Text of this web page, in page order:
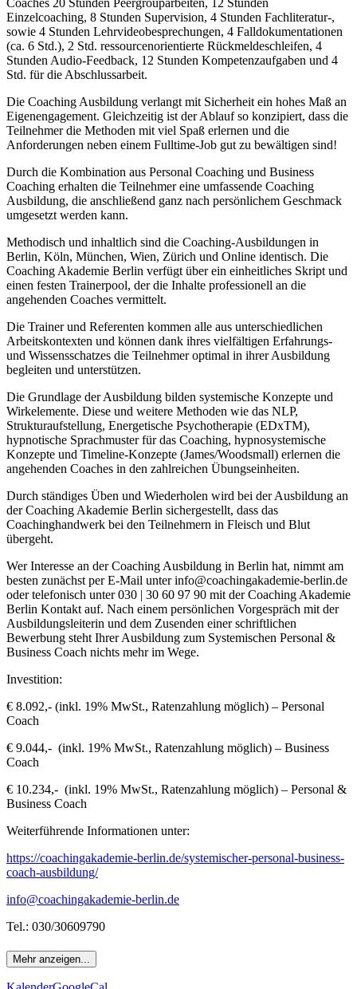
Coaches 20 Stunden Peergrouparbeiten, 12 Stunden
Einzelcoaching, 8 Stunden Supervision, 4 Stunden Fachliteratur-,
sowie 4 Stunden Lehrvideobesprechungen, 4 Falldokumentationen
(ca. 6 Std.), 2 Std. ressourcenorientierte Rückmeldeschleifen, 4
Stunden Audio-Feedback, 12 Stunden Kompetenzaufgaben und 4
Std. für die Abschlussarbeit.
Die Coaching Ausbildung verlangt mit Sicherheit ein hohes Maß an
Eigenengagement. Gleichzeitig ist der Ablauf so konzipiert, dass die
Teilnehmer die Methoden mit viel Spaß erlernen und die
Anforderungen neben einem Fulltime-Job gut zu bewältigen sind!
Durch die Kombination aus Personal Coaching und Business
Coaching erhalten die Teilnehmer eine umfassende Coaching
Ausbildung, die anschließend ganz nach persönlichem Geschmack
umgesetzt werden kann.
Methodisch und inhaltlich sind die Coaching-Ausbildungen in
Berlin, Köln, München, Wien, Zürich und Online identisch. Die
Coaching Akademie Berlin verfügt über ein einheitliches Skript und
einen festen Trainerpool, der die Inhalte professionell an die
angehenden Coaches vermittelt.
Die Trainer und Referenten kommen alle aus unterschiedlichen
Arbeitskontexten und können dank ihres vielfältigen Erfahrungs-
und Wissensschatzes die Teilnehmer optimal in ihrer Ausbildung
begleiten und unterstützen.
Die Grundlage der Ausbildung bilden systemische Konzepte und
Wirkelemente. Diese und weitere Methoden wie das NLP,
Strukturaufstellung, Energetische Psychotherapie (EDxTM),
hypnotische Sprachmuster für das Coaching, hypnosystemische
Konzepte und Timeline-Konzepte (James/Woodsmall) erlernen die
angehenden Coaches in den zahlreichen Übungseinheiten.
Durch ständiges Üben und Wiederholen wird bei der Ausbildung an
der Coaching Akademie Berlin sichergestellt, dass das
Coachinghandwerk bei den Teilnehmern in Fleisch und Blut
übergeht.
Wer Interesse an der Coaching Ausbildung in Berlin hat, nimmt am
besten zunächst per E-Mail unter info@coachingakademie-berlin.de
oder telefonisch unter 030 | 30 60 97 90 mit der Coaching Akademie
Berlin Kontakt auf. Nach einem persönlichen Vorgespräch mit der
Ausbildungsleiterin und dem Zusenden einer schriftlichen
Bewerbung steht Ihrer Ausbildung zum Systemischen Personal &
Business Coach nichts mehr im Wege.
Investition:
€ 8.092,- (inkl. 19% MwSt., Ratenzahlung möglich) – Personal
Coach
€ 9.044,- (inkl. 19% MwSt., Ratenzahlung möglich) – Business
Coach
€ 10.234,- (inkl. 19% MwSt., Ratenzahlung möglich) – Personal &
Business Coach
Weiterführende Informationen unter:
https://coachingakademie-berlin.de/systemischer-personal-business-
coach-ausbildung/
info@coachingakademie-berlin.de
Tel.: 030/30609790
Mehr anzeigen...